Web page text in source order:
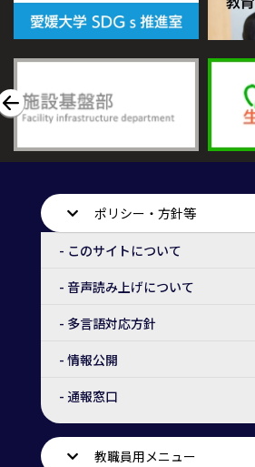
ポリシー・方針等
- このサイトについて
- 音声読み上げについて
- 多言語対応方針
- 情報公開
- 通報窓口
教職員用メニュー